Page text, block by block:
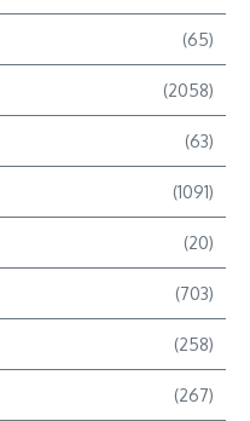
(65)
(2058)
(63)
(1091)
(20)
(703)
(258)
(267)